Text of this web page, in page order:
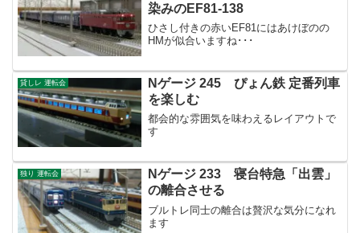
染みのEF81-138
ひさし付きの赤いEF81にはあけぼのの
HMが似合いますね･･･
貸しレ 運転会
Nゲージ 245 ぴょん鉄 定番列車
を楽しむ
都会的な雰囲気を味わえるレイアウトで
す
独り 運転会
Nゲージ 233 寝台特急「出雲」
の離合させる
ブルトレ同士の離合は贅沢な気分になれ
ます